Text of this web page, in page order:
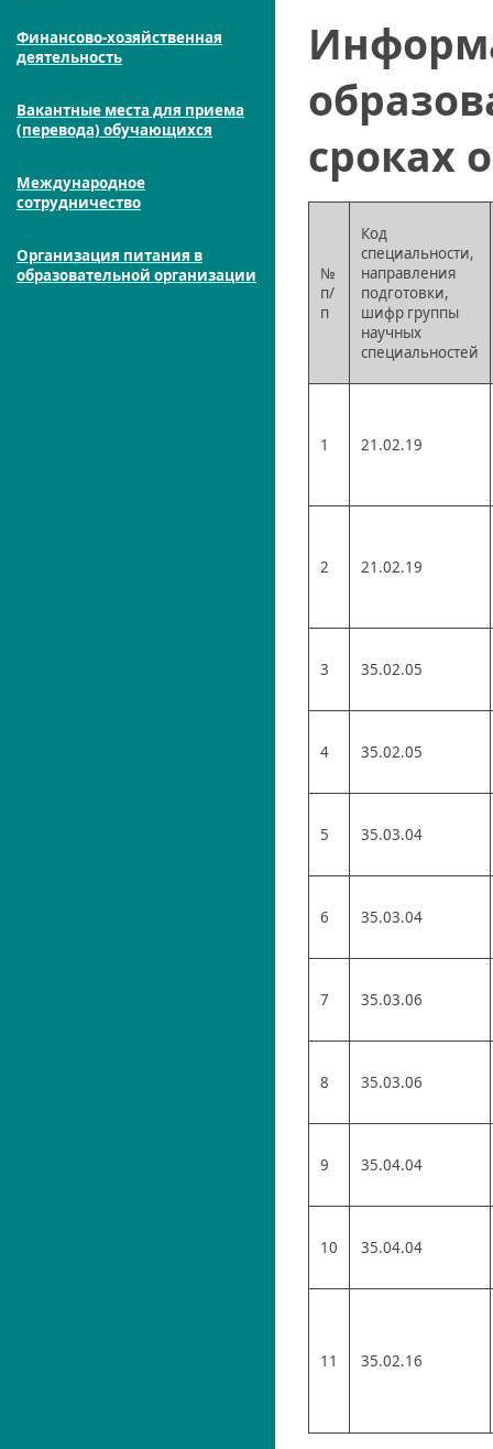
Финансово-хозяйственная
деятельность
Вакантные места для приема
(перевода) обучающихся
Международное
сотрудничество
Организация питания в
образовательной организации
сроках
№
п/
п
Код
специальности,
направления
подготовки,
шифр группы
научных
специальностей
1 21.02.19
2 21.02.19
3 35.02.05
4 35.02.05
5 35.03.04
6 35.03.04
7 35.03.06
8 35.03.06
9 35.04.04
10 35.04.04
11 35.02.16